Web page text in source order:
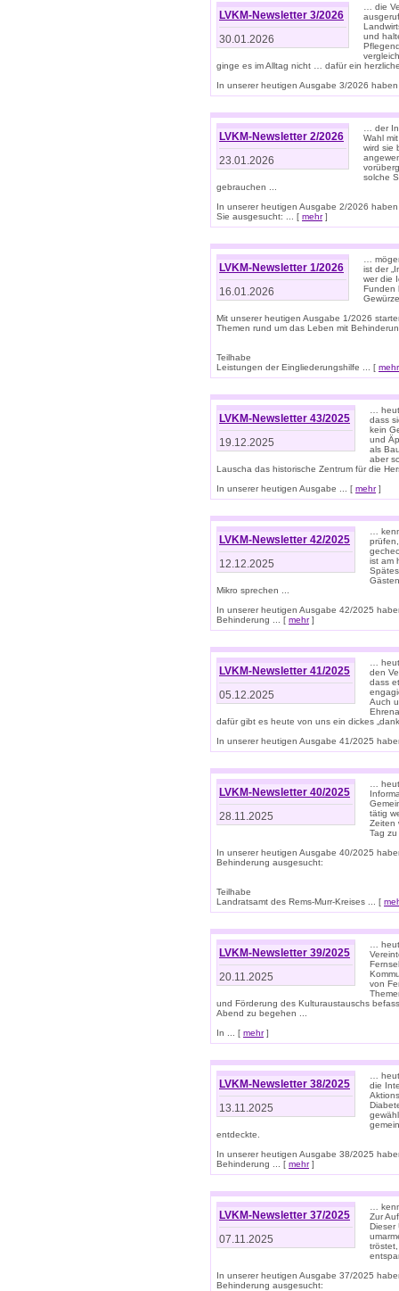
LVKM-Newsletter 3/2026
30.01.2026
… die
und
ginge es im Alltag nicht … dafür ein
In unserer heutigen Ausgabe 3/2026
LVKM-Newsletter 2/2026
23.01.2026
… der
Wahl
wird sie
solche
gebrauchen ...
In unserer heutigen Ausgabe 2/2026
Sie ausgesucht: ... [ mehr]
LVKM-Newsletter 1/2026
16.01.2026
…
ist der
wer die
Funden
Mit unserer heutigen Ausgabe 1/2026
Themen rund um das Leben mit
Teilhabe
Leistungen der Eingliederungshilfe ... [ mehr
LVKM-Newsletter 43/2025
19.12.2025
…
dass
kein
und
als
aber
Lauscha das historische Zentrum für die
In unserer heutigen Ausgabe ... [ mehr]
LVKM-Newsletter 42/2025
12.12.2025
…
ist am
Mikro sprechen ...
In unserer heutigen Ausgabe 42/2025
Behinderung ... [ mehr]
LVKM-Newsletter 41/2025
05.12.2025
…
den
dass
Auch
dafür gibt es heute von uns ein dickes
In unserer heutigen Ausgabe 41/2025
LVKM-Newsletter 40/2025
28.11.2025
…
tätig
Zeiten
Tag
In unserer heutigen Ausgabe 40/2025
Behinderung ausgesucht:
Teilhabe
Landratsamt des Rems-Murr-Kreises ... [
LVKM-Newsletter 39/2025
20.11.2025
…
von
und Förderung des Kulturaustauschs
Abend zu begehen ...
In ... [ mehr]
LVKM-Newsletter 38/2025
13.11.2025
…
die
entdeckte.
In unserer heutigen Ausgabe 38/2025
Behinderung ... [ mehr]
LVKM-Newsletter 37/2025
07.11.2025
…
Zur
Dieser
In unserer heutigen Ausgabe 37/2025
Behinderung ausgesucht: